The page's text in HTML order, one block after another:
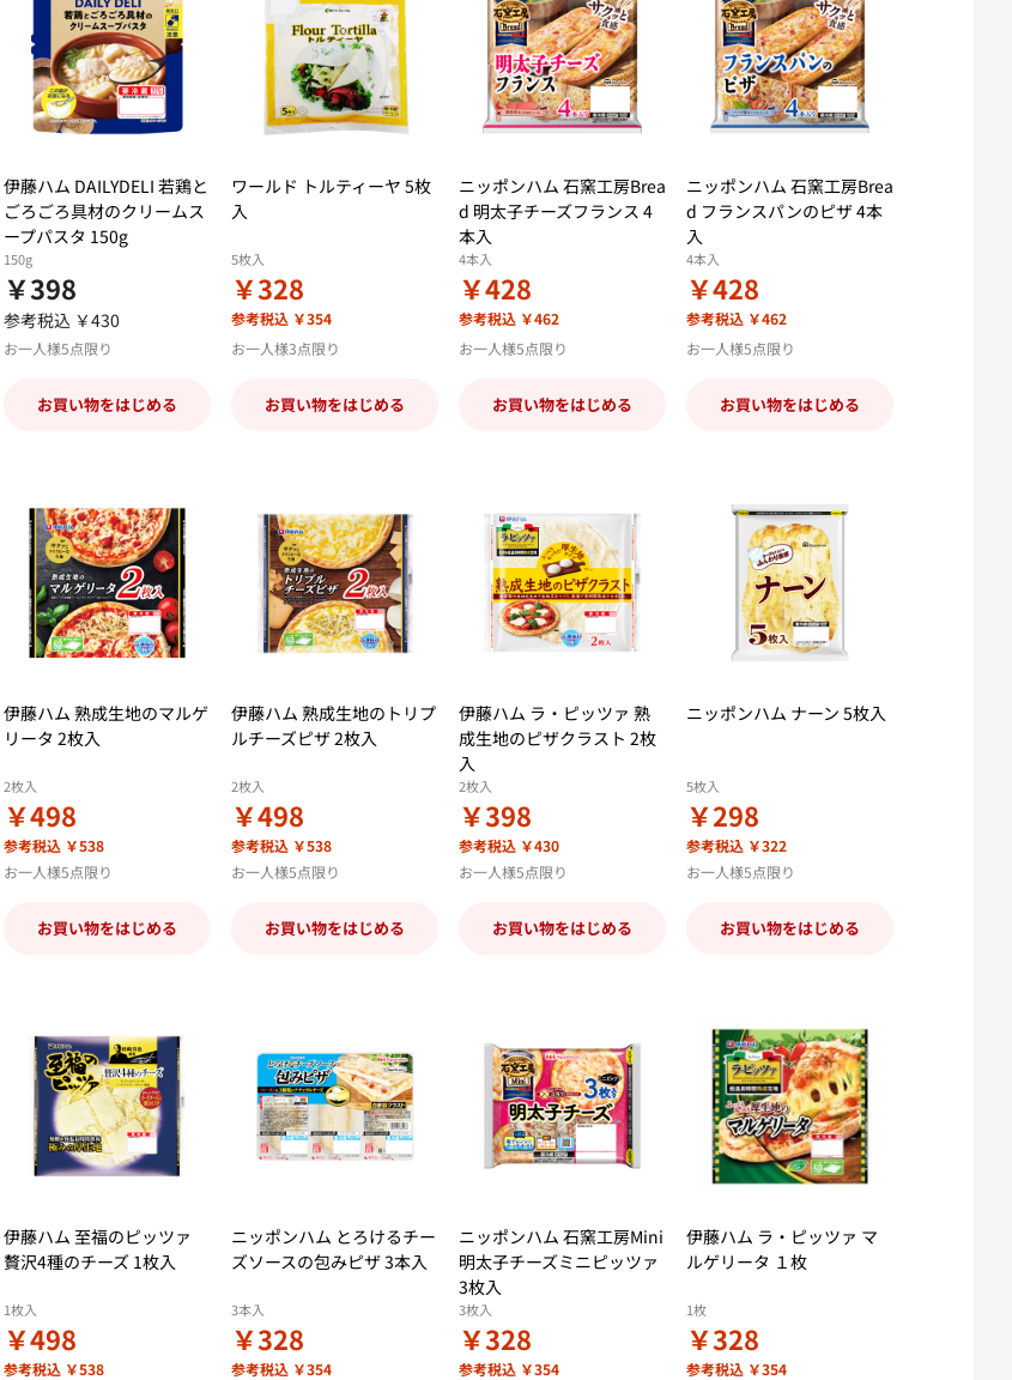
伊藤ハム DAILYDELI 若鶏と
ごろごろ具材のクリームス
ープパスタ 150g
150g
￥398
参考税込 ￥430
お一人様5点限り
お買い物をはじめる
ワールド トルティーヤ 5枚
入
5枚入
￥328
参考税込 ￥354
お一人様3点限り
お買い物をはじめる
ニッポンハム 石窯工房Brea
d 明太子チーズフランス 4
本入
4本入
￥428
参考税込 ￥462
お一人様5点限り
お買い物をはじめる
ニッポンハム 石窯工房Brea
d フランスパンのピザ 4本
入
4本入
￥428
参考税込 ￥462
お一人様5点限り
お買い物をはじめる
伊藤ハム 熟成生地のマルゲ
リータ 2枚入
2枚入
￥498
参考税込 ￥538
お一人様5点限り
お買い物をはじめる
伊藤ハム 熟成生地のトリプ
ルチーズピザ 2枚入
2枚入
￥498
参考税込 ￥538
お一人様5点限り
お買い物をはじめる
伊藤ハム ラ・ピッツァ 熟
成生地のピザクラスト 2枚
入
2枚入
￥398
参考税込 ￥430
お一人様5点限り
お買い物をはじめる
ニッポンハム ナーン 5枚入
5枚入
￥298
参考税込 ￥322
お一人様5点限り
お買い物をはじめる
伊藤ハム 至福のピッツァ
贅沢4種のチーズ 1枚入
1枚入
￥498
参考税込 ￥538
ニッポンハム とろけるチー
ズソースの包みピザ 3本入
3本入
￥328
参考税込 ￥354
ニッポンハム 石窯工房Mini
明太子チーズミニピッツァ
3枚入
3枚入
￥328
参考税込 ￥354
伊藤ハム ラ・ピッツァ マ
ルゲリータ １枚
1枚
￥328
参考税込 ￥354